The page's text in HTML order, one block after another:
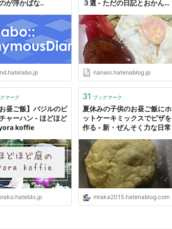
が浮かばな..
３選 - ただの日記とおかんメ
nanaio.hatenablog.jp
マーク
お昼ご飯】バジルのピ
ャーハン - ほどほど
koffie
31 ブックマーク
夏休みの子供のお昼ご飯にホ
ットケーキミックスでピザを
作る - 新・ぜんそく力な日常
mraka2015.hatenablog.com